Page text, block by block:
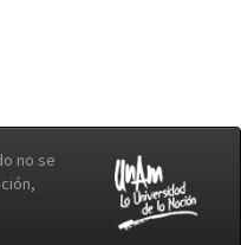
no se